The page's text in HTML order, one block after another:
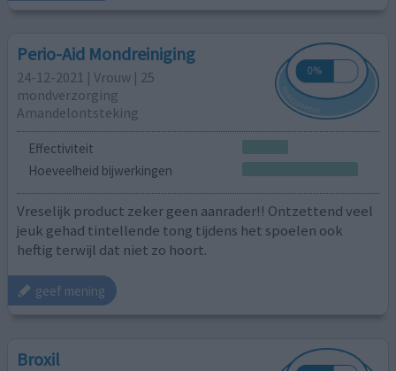
Perio-Aid Mondreiniging
24-12-2021 | Vrouw | 25
mondverzorging
Amandelontsteking
Effectiviteit
Hoeveelheid bijwerkingen
Vreselijk product zeker geen aanrader!! Ontzettend veel
jeuk gehad tintellende tong tijdens het spoelen ook
heftig terwijl dat niet zo hoort.
geef mening
Broxil